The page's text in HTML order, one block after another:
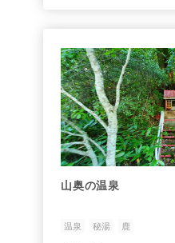
山奥の温泉
温泉 秘湯 鹿